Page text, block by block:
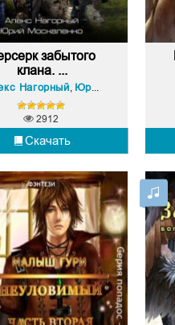
забытого
клана. ...
Нагорный Юрий Москаленко
Скачать
2912